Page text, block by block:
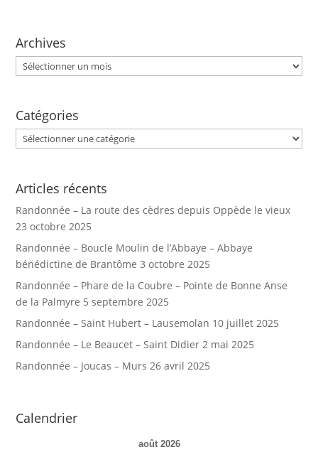
Archives
Archives
Catégories
Catégories
Articles récents
Randonnée – La route des cèdres depuis Oppède le vieux
23 octobre 2025
Randonnée – Boucle Moulin de l’Abbaye – Abbaye
bénédictine de Brantôme 3 octobre 2025
Randonnée – Phare de la Coubre – Pointe de Bonne Anse
de la Palmyre 5 septembre 2025
Randonnée – Saint Hubert – Lausemolan 10 juillet 2025
Randonnée – Le Beaucet – Saint Didier 2 mai 2025
Randonnée – Joucas – Murs 26 avril 2025
Calendrier
août 2026